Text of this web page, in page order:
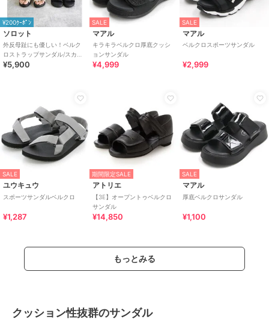
¥200ｸｰﾎﾟﾝ
ソロット
外反母趾にも優しい！ベルク
ロストラップサンダル/スカン
ジナビアンフォレスト
¥5,900
SALE
マアル
キラキラベルクロ厚底クッシ
ョンサンダル
¥4,999
SALE
マアル
ベルクロスポーツサンダル
¥2,999
SALE
ユウキュウ
スポーツサンダルベルクロ
¥1,287
期間限定SALE
アトリエ
【3E】オープントゥベルクロ
サンダル
¥14,850
SALE
マアル
厚底ベルクロサンダル
¥1,100
もっとみる
クッション性抜群のサンダル